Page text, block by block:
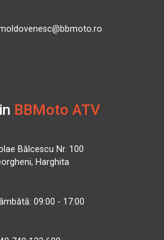
BBMoto ATV
Bălcescu Nr. 100
Harghita
09:00 - 17:00